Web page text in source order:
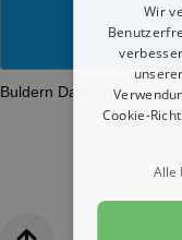
Du kannst
Buldern Daldrup
Wir
Cookie-
Alle